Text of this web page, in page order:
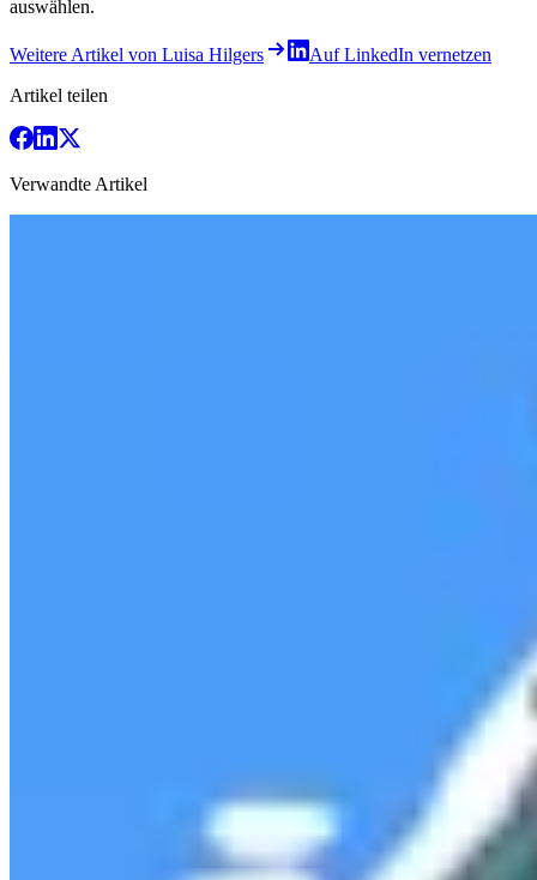
auswählen.
Weitere Artikel von Luisa Hilgers
Auf LinkedIn vernetzen
Artikel teilen
Verwandte Artikel